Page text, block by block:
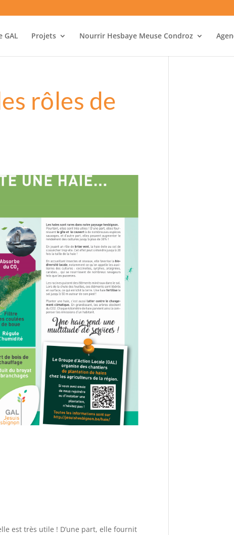
GAL Projets Nourrir Hesbaye Meuse Condroz
rôles de
est très utile ! D’une part, elle fournit